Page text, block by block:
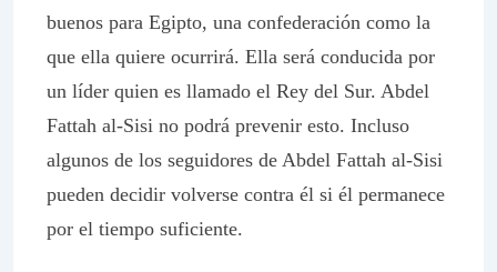
buenos para Egipto, una confederación como la
que ella quiere ocurrirá. Ella será conducida por
un líder quien es llamado el Rey del Sur. Abdel
Fattah al-Sisi no podrá prevenir esto. Incluso
algunos de los seguidores de Abdel Fattah al-Sisi
pueden decidir volverse contra él si él permanece
por el tiempo suficiente.